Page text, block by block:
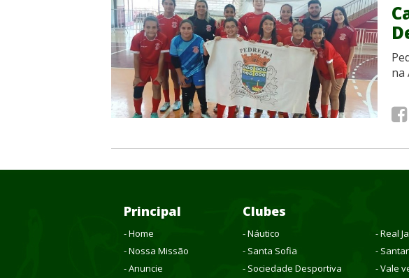
na
Principal
- Home
- Nossa Missão
- Anuncie
Clubes
- Náutico
- Real
- Santa Sofia
-
- Sociedade Desportiva
- Vale